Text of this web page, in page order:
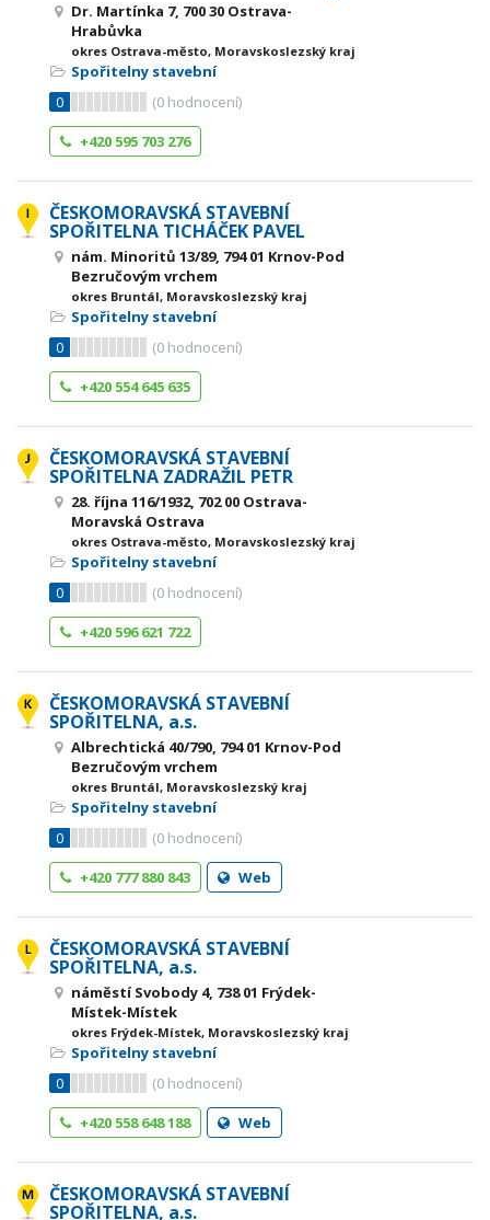
Dr. Martínka 7, 700 30 Ostrava-
Hrabůvka
okres Ostrava-město, Moravskoslezský kraj
Spořitelny stavební
0
(0 hodnocení)
+420 595 703 276
ČESKOMORAVSKÁ STAVEBNÍ
SPOŘITELNA TICHÁČEK PAVEL
nám. Minoritů 13/89, 794 01 Krnov-Pod
Bezručovým vrchem
okres Bruntál, Moravskoslezský kraj
Spořitelny stavební
0
(0 hodnocení)
+420 554 645 635
ČESKOMORAVSKÁ STAVEBNÍ
SPOŘITELNA ZADRAŽIL PETR
28. října 116/1932, 702 00 Ostrava-
Moravská Ostrava
okres Ostrava-město, Moravskoslezský kraj
Spořitelny stavební
0
(0 hodnocení)
+420 596 621 722
ČESKOMORAVSKÁ STAVEBNÍ
SPOŘITELNA, a.s.
Albrechtická 40/790, 794 01 Krnov-Pod
Bezručovým vrchem
okres Bruntál, Moravskoslezský kraj
Spořitelny stavební
0
(0 hodnocení)
+420 777 880 843
Web
ČESKOMORAVSKÁ STAVEBNÍ
SPOŘITELNA, a.s.
náměstí Svobody 4, 738 01 Frýdek-
Místek-Místek
okres Frýdek-Místek, Moravskoslezský kraj
Spořitelny stavební
0
(0 hodnocení)
+420 558 648 188
Web
ČESKOMORAVSKÁ STAVEBNÍ
SPOŘITELNA, a.s.